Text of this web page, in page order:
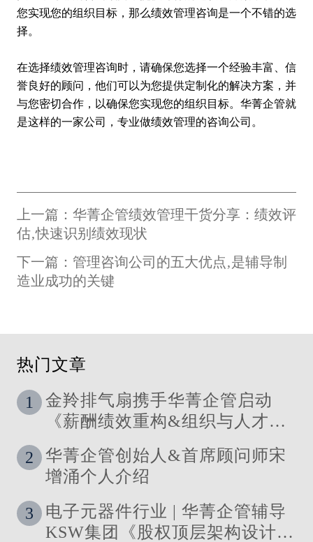
您实现您的组织目标，那么绩效管理咨询是一个不错的选
择。
在选择绩效管理咨询时，请确保您选择一个经验丰富、信
誉良好的顾问，他们可以为您提供定制化的解决方案，并
与您密切合作，以确保您实现您的组织目标。华菁企管就
是这样的一家公司，专业做绩效管理的咨询公司。
上一篇：华菁企管绩效管理干货分享：绩效评
估‚快速识别绩效现状
下一篇：管理咨询公司的五大优点‚是辅导制
造业成功的关键
热门文章
1
金羚排气扇携手华菁企管启动
《薪酬绩效重构&组织与人才发
2
华菁企管创始人&首席顾问师宋
增涌个人介绍
3
电子元器件行业 | 华菁企管辅导
KSW集团《股权顶层架构设计及